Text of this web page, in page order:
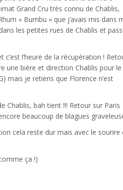
Grand Cru très connu de Chablis,
« Bumbu » que j’avais mis dans
les petites rues de Chablis et
l’heure de la récupération !
une bière et direction Chablis pour le
mais je retiens que Florence n’est
Chablis, bah tient !!! Retour sur Paris
beaucoup de blagues
cela reste dur mais avec le sourire
ça !)